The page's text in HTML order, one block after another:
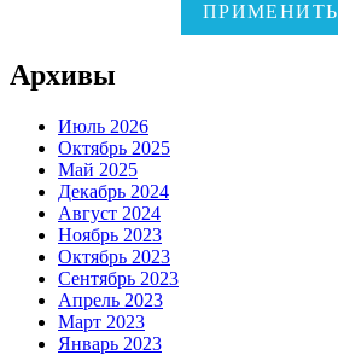
ПРИМЕНИТЬ
Архивы
Июль 2026
Октябрь 2025
Май 2025
Декабрь 2024
Август 2024
Ноябрь 2023
Октябрь 2023
Сентябрь 2023
Апрель 2023
Март 2023
Январь 2023